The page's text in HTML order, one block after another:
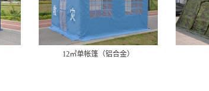
12㎡单帐篷（铝合金）